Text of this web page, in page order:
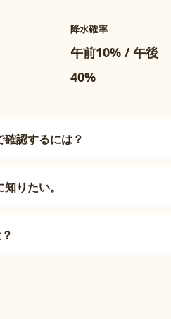
降水確率
午前10% / 午後
40%
認するには？
りたい。